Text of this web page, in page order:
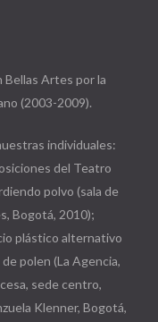
Bellas Artes por la
(2003-2009).
individuales:
del Teatro
polvo (sala de
Bogotá, 2010);
plástico alternativo
polen (La Agencia,
sede centro,
Klenner, Bogotá,